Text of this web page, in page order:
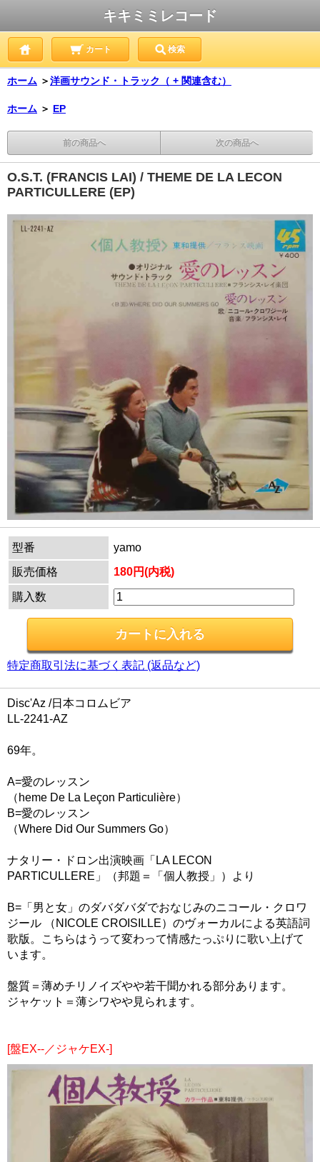
キキミミレコード
カート 検索
ホーム ＞洋画サウンド・トラック（ + 関連含む）
ホーム ＞ EP
前の商品へ 次の商品へ
O.S.T. (FRANCIS LAI) / THEME DE LA LECON
PARTICULLERE (EP)
型番
yamo
販売価格
180円(内税)
購入数
特定商取引法に基づく表記 (返品など)
Disc'Az /日本コロムビア
LL-2241-AZ
69年。
A=愛のレッスン
（heme De La Leçon Particulière）
B=愛のレッスン
（Where Did Our Summers Go）
ナタリー・ドロン出演映画「LA LECON
PARTICULLERE」（邦題＝「個人教授」）より
B=「男と女」のダバダバダでおなじみのニコール・クロワ
ジール （NICOLE CROISILLE）のヴォーカルによる英語詞
歌版。こちらはうって変わって情感たっぷりに歌い上げて
います。
盤質＝薄めチリノイズやや若干聞かれる部分あります。
ジャケット＝薄シワやや見られます。
[盤EX--／ジャケEX-]